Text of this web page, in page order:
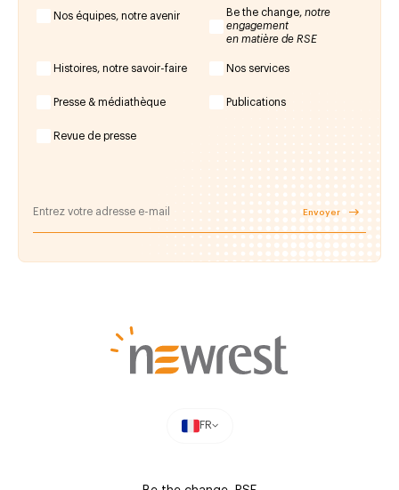
Nos équipes, notre avenir Be the change, notre
engagement
en matière de RSE
Histoires, notre savoir-faire Nos services
Presse & médiathèque Publications
Revue de presse
Envoyer
FR